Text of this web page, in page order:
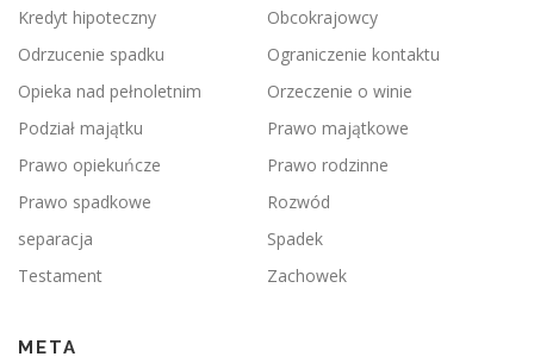
Kredyt hipoteczny
Obcokrajowcy
Odrzucenie spadku
Ograniczenie kontaktu
Opieka nad pełnoletnim
Orzeczenie o winie
Podział majątku
Prawo majątkowe
Prawo opiekuńcze
Prawo rodzinne
Prawo spadkowe
Rozwód
separacja
Spadek
Testament
Zachowek
META